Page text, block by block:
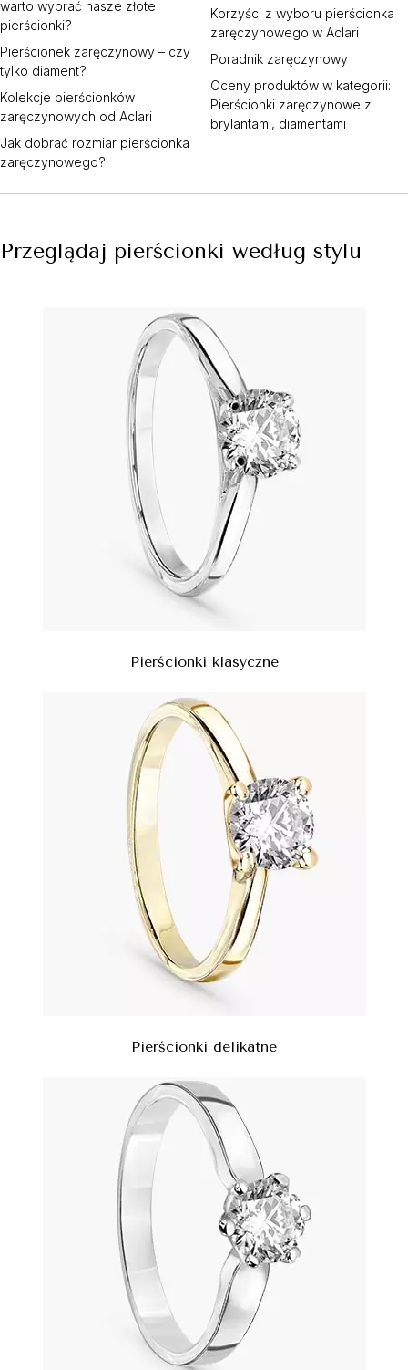
warto wybrać nasze złote
pierścionki?
Pierścionek zaręczynowy – czy
tylko diament?
Kolekcje pierścionków
zaręczynowych od Aclari
Jak dobrać rozmiar pierścionka
zaręczynowego?
Korzyści z wyboru pierścionka
zaręczynowego w Aclari
Poradnik zaręczynowy
Oceny produktów w kategorii:
Pierścionki zaręczynowe z
brylantami, diamentami
Przeglądaj pierścionki według stylu
Pierścionki klasyczne
Pierścionki delikatne